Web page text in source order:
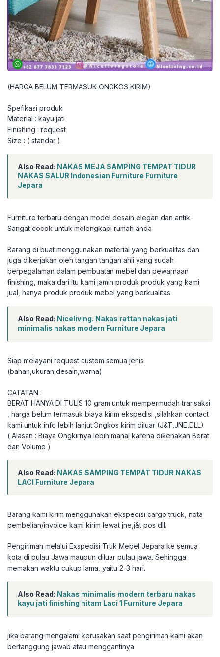
(HARGA BELUM TERMASUK ONGKOS KIRIM)
Spefikasi produk
Material : kayu jati
Finishing : request
Size : ( standar )
Also Read: NAKAS MEJA SAMPING TEMPAT TIDUR
NAKAS SALUR Indonesian Furniture Furniture
Jepara
Furniture terbaru dengan model desain elegan dan antik.
Sangat cocok untuk melengkapi rumah anda
Barang di buat menggunakan material yang berkualitas dan
juga dikerjakan oleh tangan tangan ahli yang sudah
berpegalaman dalam pembuatan mebel dan pewarnaan
finishing, maka dari itu kami jamin produk produk yang kami
jual, hanya produk produk mebel yang berkualitas
Also Read: Niceliving. Nakas rattan nakas jati
minimalis nakas modern Furniture Jepara
Siap melayani request custom semua jenis
(bahan,ukuran,desain,warna)
CATATAN :
BERAT HANYA DI TULIS 10 gram untuk mempermudah transaksi
, harga belum termasuk biaya kirim ekspedisi ,silahkan contact
kami untuk info lebih lanjut.Ongkos kirim diluar (J&T,JNE,DLL)
( Alasan : Biaya Ongkirnya lebih mahal karena dikenakan Berat
dan Volume )
Also Read: NAKAS SAMPING TEMPAT TIDUR NAKAS
LACI Furniture Jepara
Barang kami kirim menggunakan ekspedisi cargo truck, nota
pembelian/invoice kami kirim lewat jne,j&t pos dll.
Pengiriman melalui Exspedisi Truk Mebel Jepara ke semua
kota di pulau Jawa maupun diluar pulau jawa. Sehingga
memakan waktu cukup lama, yaitu 2-3 hari.
Also Read: Nakas minimalis modern terbaru nakas
kayu jati finishing hitam Laci 1 Furniture Jepara
jika barang mengalami kerusakan saat pengiriman kami akan
bertanggung jawab atau menggantinya